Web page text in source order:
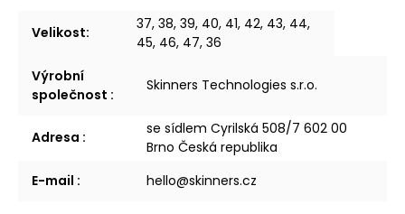
Velikost:
37, 38, 39, 40, 41, 42, 43, 44,
45, 46, 47, 36
Výrobní
společnost :
Skinners Technologies s.r.o.
Adresa :
se sídlem Cyrilská 508/7 602 00
Brno Česká republika
E-mail : hello@skinners.cz